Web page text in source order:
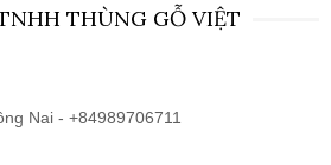
THÙNG GỖ VIỆT
Nai - +84989706711